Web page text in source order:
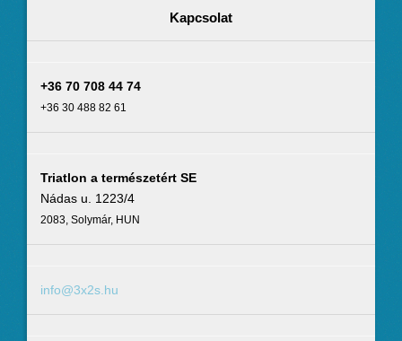
Kapcsolat
+36 70 708 44 74
+36 30 488 82 61
Triatlon a természetért SE
Nádas u. 1223/4
2083, Solymár, HUN
info@3x2s.hu